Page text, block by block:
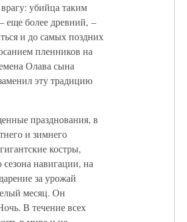
убийца таким
еще более древний, –
и до самых поздних
пленников на
Олава сына
эту традицию
празднования, в
и зимнего
костры,
навигации, на
за урожай
месяц. Он
В течение всех